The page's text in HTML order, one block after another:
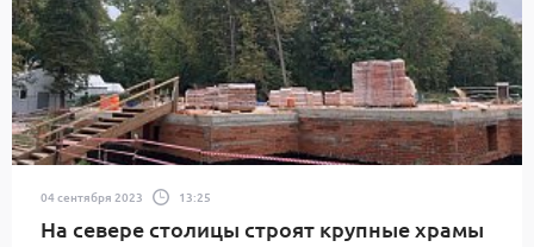
04 сентября 2023 13:25
На севере столицы строят крупные храмы